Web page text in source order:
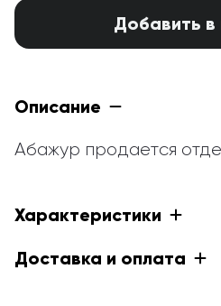
Добавить в
Описание
Абажур продается
Характеристики
Доставка и оплата